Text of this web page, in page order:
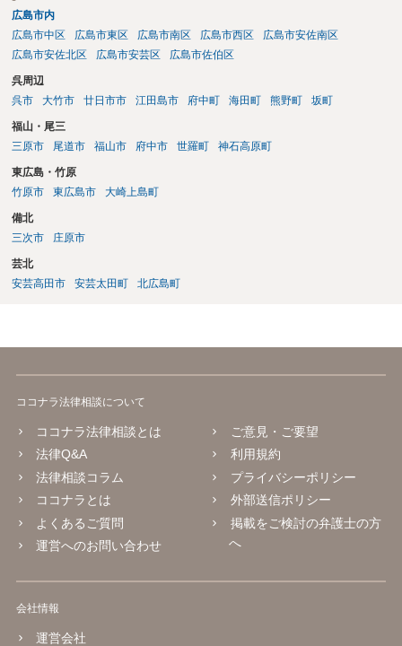
広島市内
広島市中区
広島市東区 広島市南区 広島市西区
広島市安佐南区
広島市安佐北区
広島市安芸区 広島市佐伯区
呉周辺
呉市
大竹市 廿日市市 江田島市 府中町 海田町 熊野町 坂町
福山・尾三
三原市
尾道市 福山市 府中市 世羅町 神石高原町
東広島・竹原
竹原市
東広島市 大崎上島町
備北
三次市
庄原市
芸北
安芸高田市
安芸太田町 北広島町
ココナラ法律相談について
ココナラ法律相談とは
法律Q&A
法律相談コラム
ココナラとは
よくあるご質問
運営へのお問い合わせ
ご意見・ご要望
利用規約
プライバシーポリシー
外部送信ポリシー
掲載をご検討の弁護士の方
へ
会社情報
運営会社